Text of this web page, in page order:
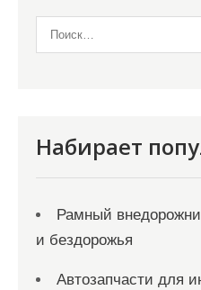
м
Набирает
Рамный
и бездорожья
Автозапчасти для